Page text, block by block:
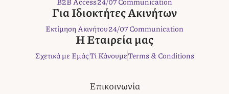
o
k
r r
a
m
e
s
t
Για Ιδιοκτήτες Ακινήτων
Εκτίμηση Ακινήτου24/07 Communication
Η Εταιρεία μας
Σχετικά με ΕμάςΤί ΚάνουμεTerms & Conditions
Επικοινωνία